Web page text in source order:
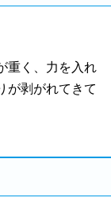
重く、力を入れ
が剥がれてきて